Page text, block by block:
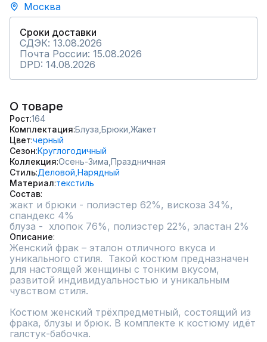
Москва
Сроки доставки
СДЭК: 13.08.2026
Почта России: 15.08.2026
DPD: 14.08.2026
О товаре
Рост 164
Комплектация Блуза, Брюки, Жакет
Цвет черный
Сезон Круглогодичный
Коллекция Осень-Зима, Праздничная
Стиль Деловой, Нарядный
Материал текстиль
Состав
жакт и брюки - полиэстер 62%, вискоза 34%,
спандекс 4%
блуза -  хлопок 76%, полиэстер 22%, эластан 2%
Описание
Женский фрак – эталон отличного вкуса и
уникального стиля.  Такой костюм предназначен
для настоящей женщины с тонким вкусом,
развитой индивидуальностью и уникальным
чувством стиля.
Костюм женский трёхпредметный, состоящий из
фрака, блузы и брюк. В комплекте к костюму идёт
галстук-бабочка.